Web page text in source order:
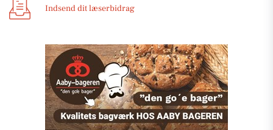
Indsend dit læserbidrag